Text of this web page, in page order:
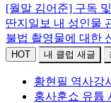
[월말 김어준] 구독
딴지일보 내 성인물
불법 촬영물에 대한
HOT 내 클럽 새글
황현필 역사강
홍사훈쇼 유튭